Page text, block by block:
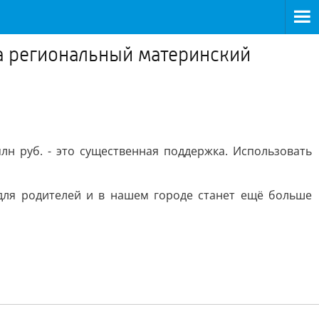
материнский
руб. - это существенная поддержка. Использовать
родителей и в нашем городе станет ещё больше